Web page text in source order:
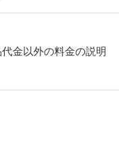
金以外の料金の説明